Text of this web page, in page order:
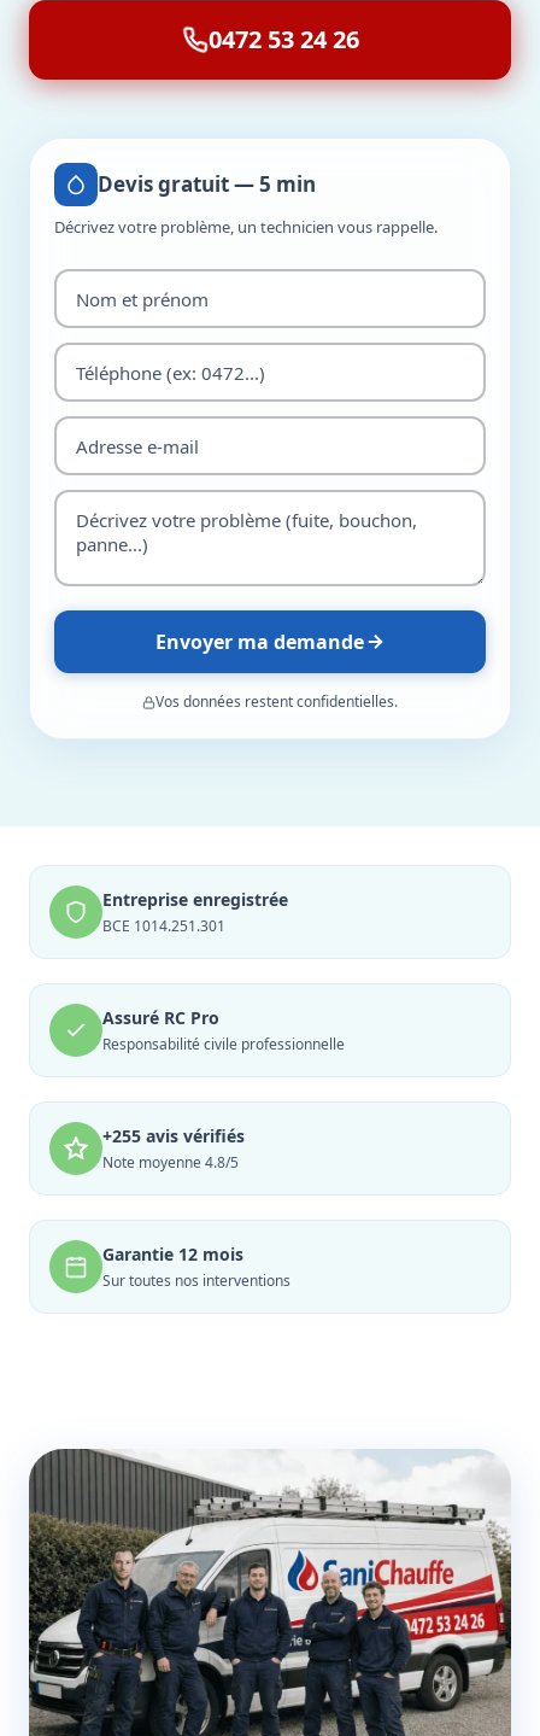
0472 53 24 26
Devis gratuit — 5 min
Décrivez votre problème, un technicien vous rappelle.
Envoyer ma demande
Vos données restent confidentielles.
Entreprise enregistrée
BCE 1014.251.301
Assuré RC Pro
Responsabilité civile professionnelle
+255 avis vérifiés
Note moyenne 4.8/5
Garantie 12 mois
Sur toutes nos interventions